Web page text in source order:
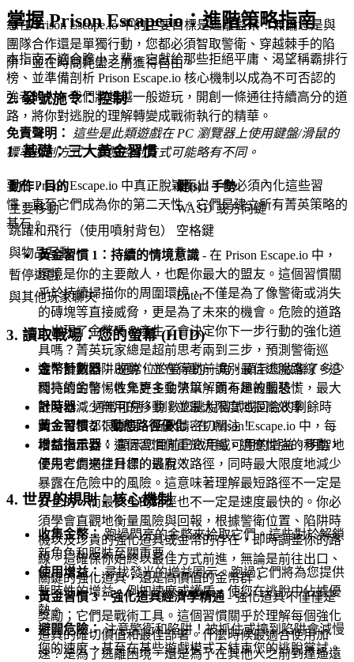
您在 Prison Escape.io 中的主要目標是逃離監禁！無論您是與
團隊合作還是單獨行動，您都必須智取警衛、穿越棘手的陷
阱，並在時間耗盡之前獲得自由。
2. 發號施令：控制
免責聲明：
這些是此類遊戲在 PC 瀏覽器上使用鍵盤/滑鼠的
標準控制方式。實際控制方式可能略有不同。
動作 / 目的
鍵(s) / 手勢
主要移動
WASD 或方向鍵
跳躍和飛行（使用噴射背包）
空格鍵
與物品互動
E
暫停遊戲
P
與其他玩家聊天
Enter
3. 讀取戰場：您的螢幕 (HUD)
金幣計數器：通常位於螢幕的一角，顯示您收集了多少
閃亮的金幣。收集更多金幣以解鎖有趣的服裝！
計時器：通常可見，倒數您逃脫嘗試或回合的剩餘時
間。每秒都很重要，所以請密切關注！
增益指示器： 顯示您目前已啟用或可用的增益。明智地
使用它們來提升您的逃脫！
4. 世界的規則：核心機制
收集金幣：跑過閃亮的金幣來拾取它們。這些對於解鎖
新角色和服裝至關重要。
使用增益：尋找發光的增益圖示。跑過它們將為您提供
暫時性的增益，例如速度或護盾，使您在逃脫中佔據優
勢。
避開危險：注意警衛和陷阱！被抓住或撞到陷阱會減慢
您的速度，甚至在某些遊戲模式下結束您的逃脫嘗試。
掌握 Prison Escape.io：進階策略指南
本指南不適合膽小之輩。它獻給那些拒絕平庸、渴望稱霸排行
榜、並準備剖析 Prison Escape.io 核心機制以成為不可否認的
強者的人。我們將超越一般遊玩，開創一條通往持續高分的道
路，將你對逃脫的理解轉變成戰術執行的精華。
1. 基礎：三大黃金習慣
要在 Prison Escape.io 中真正脫穎而出，你必須內化這些習
慣，直至它們成為你的第二天性。它們是建立所有菁英策略的
基石。
黃金習慣 1：持續的情境意識 - 在 Prison Escape.io 中，
環境是你的主要敵人，也是你最大的盟友。這個習慣關
乎於持續掃描你的周圍環境，不僅是為了像警衛或消失
的磚塊等直接威脅，更是為了未來的機會。危險的道路
上出現了金幣嗎？產生了會決定你下一步行動的強化道
具嗎？菁英玩家總是超前思考兩到三步，預測警衛巡
邏、預測陷阱啟動，並在行動前識別最佳逃脫路線。這
種持續的警惕性允許主動決策，而不是被動恐慌，最大
限度地減少無用的移動，並最大限度地提高效率。
黃金習慣 2：動態路徑優化- 在 Prison Escape.io 中，每
秒都很重要。這個習慣側重於流暢、適應性強的移動，
優先考慮通往目標的最有效路徑，同時最大限度地減少
暴露在危險中的風險。這意味著理解最短路徑不一定是
安全的，而最安全的路徑也不一定是速度最快的。你必
須學會直觀地衡量風險與回報，根據警衛位置、陷阱時
機以及珍貴的強化道具或金幣的存在，即時調整你的路
線。這確保你始終以最佳方式前進，無論是前往出口、
關鍵的強化道具，還是高價值的金幣群。
黃金習慣 3：強化道具經濟學精通 - 強化道具不僅僅是
獎勵；它們是戰術工具。這個習慣關乎於理解每個強化
道具的確切價值和最佳部署。什麼時候最適合使用加
速？是為了逃離困境，還是為了在其他人之前到達遙遠